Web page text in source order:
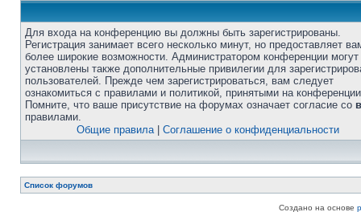
Для входа на конференцию вы должны быть зарегистрированы.
Регистрация занимает всего несколько минут, но предоставляет
более широкие возможности. Администратором конференции
установлены также дополнительные привилегии для
пользователей. Прежде чем зарегистрироваться, вам следует
ознакомиться с правилами и политикой, принятыми на
Помните, что ваше присутствие на форумах означает согласие со
правилами.
Общие правила| Соглашение о конфиденциальности
Список форумов
Создано на основе